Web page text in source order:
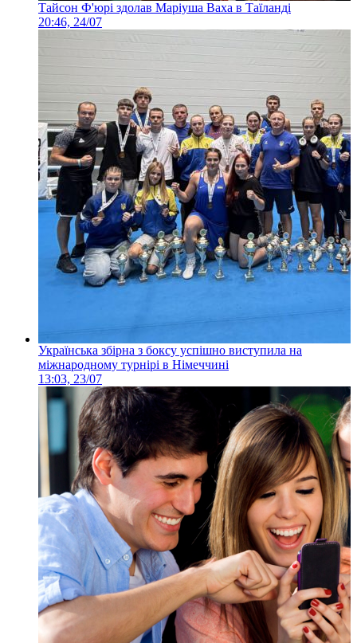
Тайсон Ф'юрі здолав Маріуша Ваха в Таїланді
20:46, 24/07
Українська збірна з боксу успішно виступила на
міжнародному турнірі в Німеччині
13:03, 23/07